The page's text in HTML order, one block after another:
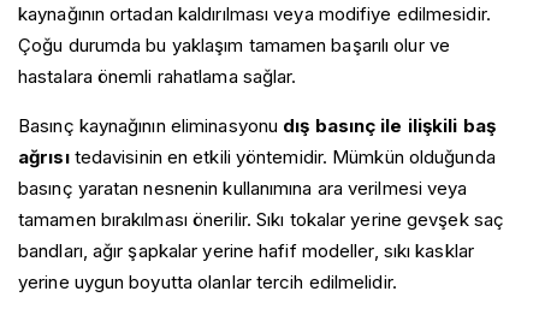
kaynağının ortadan kaldırılması veya modifiye edilmesidir.
Çoğu durumda bu yaklaşım tamamen başarılı olur ve
hastalara önemli rahatlama sağlar.
Basınç kaynağının eliminasyonu dış basınç ile ilişkili baş
ağrısıtedavisinin en etkili yöntemidir. Mümkün olduğunda
basınç yaratan nesnenin kullanımına ara verilmesi veya
tamamen bırakılması önerilir. Sıkı tokalar yerine gevşek saç
bandları, ağır şapkalar yerine hafif modeller, sıkı kasklar
yerine uygun boyutta olanlar tercih edilmelidir.